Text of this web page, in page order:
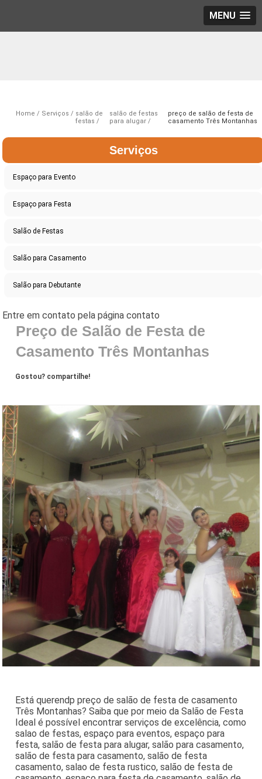
MENU
Home Serviços
salão de
festas
salão de festas
para alugar
preço de salão de festa de
casamento Três Montanhas
Serviços
Espaço para Evento
Espaço para Festa
Salão de Festas
Salão para Casamento
Salão para Debutante
Preço de Salão de Festa de
Casamento Três Montanhas
Gostou? compartilhe!
Está querendp preço de salão de festa de casamento
Três Montanhas? Saiba que por meio da Salão de Festa
Ideal é possível encontrar serviços de excelência, como
salao de festas, espaço para eventos, espaço para
festa, salão de festa para alugar, salão para casamento,
salão de festa para casamento, salão de festa
casamento, salao de festa rustico, salão de festa de